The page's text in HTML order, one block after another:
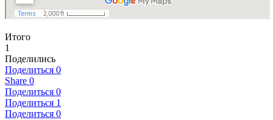
Итого
1
Поделились
Поделиться 0
Share 0
Поделиться 0
Поделиться 1
Поделиться 0